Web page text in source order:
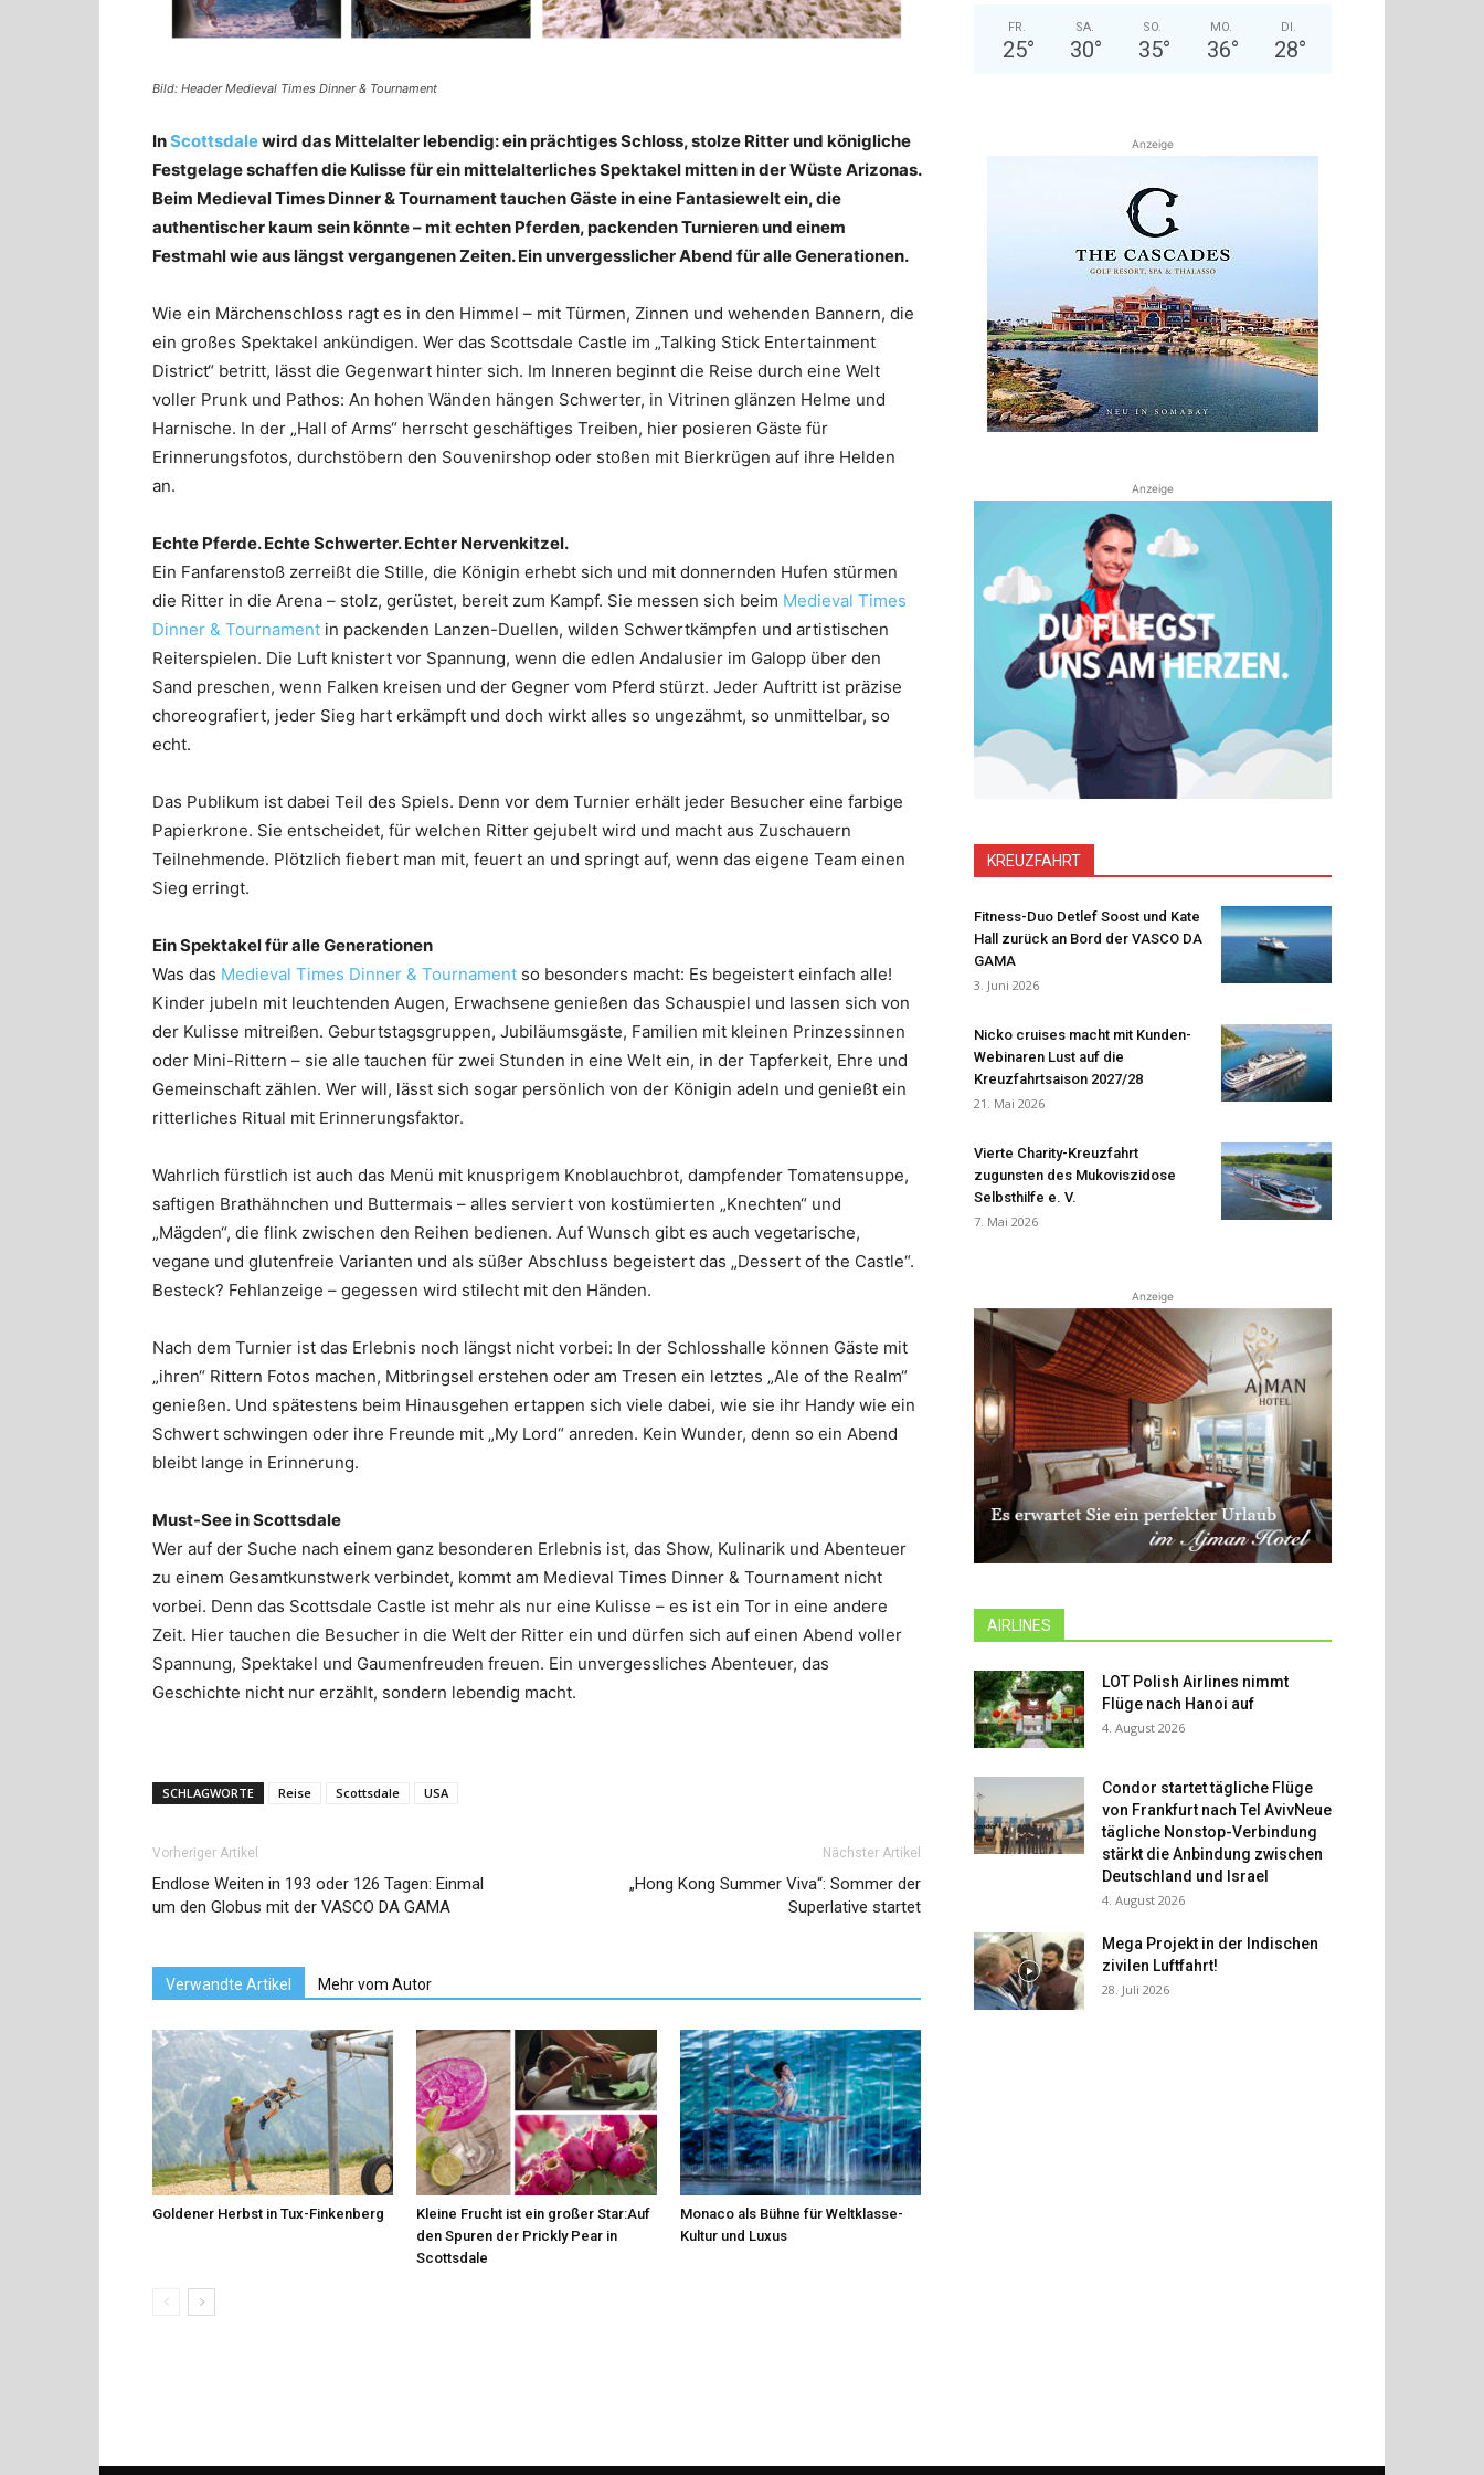
Bild: Header Medieval Times Dinner & Tournament
InScottsdalewird das Mittelalter lebendig: ein prächtiges Schloss, stolze Ritter und königliche
Festgelage schaffen die Kulisse für ein mittelalterliches Spektakel mitten in der Wüste Arizonas.
Beim Medieval Times Dinner & Tournament tauchen Gäste in eine Fantasiewelt ein, die
authentischer kaum sein könnte – mit echten Pferden, packenden Turnieren und einem
Festmahl wie aus längst vergangenen Zeiten. Ein unvergesslicher Abend für alle Generationen.
Wie ein Märchenschloss ragt es in den Himmel – mit Türmen, Zinnen und wehenden Bannern, die
ein großes Spektakel ankündigen. Wer das Scottsdale Castle im „Talking Stick Entertainment
District“ betritt, lässt die Gegenwart hinter sich. Im Inneren beginnt die Reise durch eine Welt
voller Prunk und Pathos: An hohen Wänden hängen Schwerter, in Vitrinen glänzen Helme und
Harnische. In der „Hall of Arms“ herrscht geschäftiges Treiben, hier posieren Gäste für
Erinnerungsfotos, durchstöbern den Souvenirshop oder stoßen mit Bierkrügen auf ihre Helden
an.
Echte Pferde. Echte Schwerter. Echter Nervenkitzel.
Ein Fanfarenstoß zerreißt die Stille, die Königin erhebt sich und mit donnernden Hufen stürmen
die Ritter in die Arena – stolz, gerüstet, bereit zum Kampf. Sie messen sich beim Medieval Times
Dinner & Tournament in packenden Lanzen-Duellen, wilden Schwertkämpfen und artistischen
Reiterspielen. Die Luft knistert vor Spannung, wenn die edlen Andalusier im Galopp über den
Sand preschen, wenn Falken kreisen und der Gegner vom Pferd stürzt. Jeder Auftritt ist präzise
choreografiert, jeder Sieg hart erkämpft und doch wirkt alles so ungezähmt, so unmittelbar, so
echt.
Das Publikum ist dabei Teil des Spiels. Denn vor dem Turnier erhält jeder Besucher eine farbige
Papierkrone. Sie entscheidet, für welchen Ritter gejubelt wird und macht aus Zuschauern
Teilnehmende. Plötzlich fiebert man mit, feuert an und springt auf, wenn das eigene Team einen
Sieg erringt.
Ein Spektakel für alle Generationen
Was das Medieval Times Dinner & Tournament so besonders macht: Es begeistert einfach alle!
Kinder jubeln mit leuchtenden Augen, Erwachsene genießen das Schauspiel und lassen sich von
der Kulisse mitreißen. Geburtstagsgruppen, Jubiläumsgäste, Familien mit kleinen Prinzessinnen
oder Mini-Rittern – sie alle tauchen für zwei Stunden in eine Welt ein, in der Tapferkeit, Ehre und
Gemeinschaft zählen. Wer will, lässt sich sogar persönlich von der Königin adeln und genießt ein
ritterliches Ritual mit Erinnerungsfaktor.
Wahrlich fürstlich ist auch das Menü mit knusprigem Knoblauchbrot, dampfender Tomatensuppe,
saftigen Brathähnchen und Buttermais – alles serviert von kostümierten „Knechten“ und
„Mägden“, die flink zwischen den Reihen bedienen. Auf Wunsch gibt es auch vegetarische,
vegane und glutenfreie Varianten und als süßer Abschluss begeistert das „Dessert of the Castle“.
Besteck? Fehlanzeige – gegessen wird stilecht mit den Händen.
Nach dem Turnier ist das Erlebnis noch längst nicht vorbei: In der Schlosshalle können Gäste mit
„ihren“ Rittern Fotos machen, Mitbringsel erstehen oder am Tresen ein letztes „Ale of the Realm“
genießen. Und spätestens beim Hinausgehen ertappen sich viele dabei, wie sie ihr Handy wie ein
Schwert schwingen oder ihre Freunde mit „My Lord“ anreden. Kein Wunder, denn so ein Abend
bleibt lange in Erinnerung.
Must-See in Scottsdale
Wer auf der Suche nach einem ganz besonderen Erlebnis ist, das Show, Kulinarik und Abenteuer
zu einem Gesamtkunstwerk verbindet, kommt am Medieval Times Dinner & Tournament nicht
vorbei. Denn das Scottsdale Castle ist mehr als nur eine Kulisse – es ist ein Tor in eine andere
Zeit. Hier tauchen die Besucher in die Welt der Ritter ein und dürfen sich auf einen Abend voller
Spannung, Spektakel und Gaumenfreuden freuen. Ein unvergessliches Abenteuer, das
Geschichte nicht nur erzählt, sondern lebendig macht.
SCHLAGWORTE Reise Scottsdale USA
Vorheriger Artikel
Endlose Weiten in 193 oder 126 Tagen: Einmal
um den Globus mit der VASCO DA GAMA
Nächster Artikel
„Hong Kong Summer Viva“: Sommer der
Superlative startet
Verwandte Artikel Mehr vom Autor
Goldener Herbst in Tux-Finkenberg
Kleine Frucht ist ein großer Star:Auf
den Spuren der Prickly Pear in
Scottsdale
Monaco als Bühne für Weltklasse-
Kultur und Luxus
FR.
25°
SA.
30°
SO.
35°
MO.
36°
DI.
28°
Anzeige
Anzeige
KREUZFAHRT
Fitness-Duo Detlef Soost und Kate
Hall zurück an Bord der VASCO DA
GAMA
3. Juni 2026
Nicko cruises macht mit Kunden-
Webinaren Lust auf die
Kreuzfahrtsaison 2027/28
21. Mai 2026
Vierte Charity-Kreuzfahrt
zugunsten des Mukoviszidose
Selbsthilfe e. V.
7. Mai 2026
Anzeige
AIRLINES
LOT Polish Airlines nimmt
Flüge nach Hanoi auf
4. August 2026
Condor startet tägliche Flüge
von Frankfurt nach Tel AvivNeue
tägliche Nonstop-Verbindung
stärkt die Anbindung zwischen
Deutschland und Israel
4. August 2026
Mega Projekt in der Indischen
zivilen Luftfahrt!
28. Juli 2026